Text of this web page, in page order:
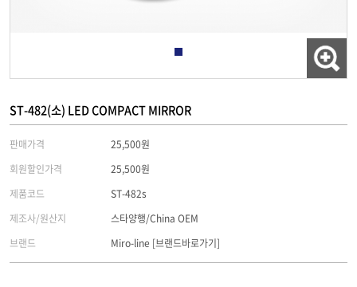
ST-482(소) LED COMPACT MIRROR
판매가격
25,500원
회원할인가격
25,500원
제품코드
ST-482s
제조사/원산지
스타양행/China OEM
브랜드
Miro-line [브랜드바로가기]